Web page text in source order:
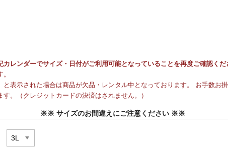
レンダーでサイズ・日付がご利用可能となっていることを再度ご確認くだ
表示された場合は商品が欠品・レンタル中となっております。 お手数お
。（クレジットカードの決済はされません。）
※※ サイズのお間違えにご注意ください ※※